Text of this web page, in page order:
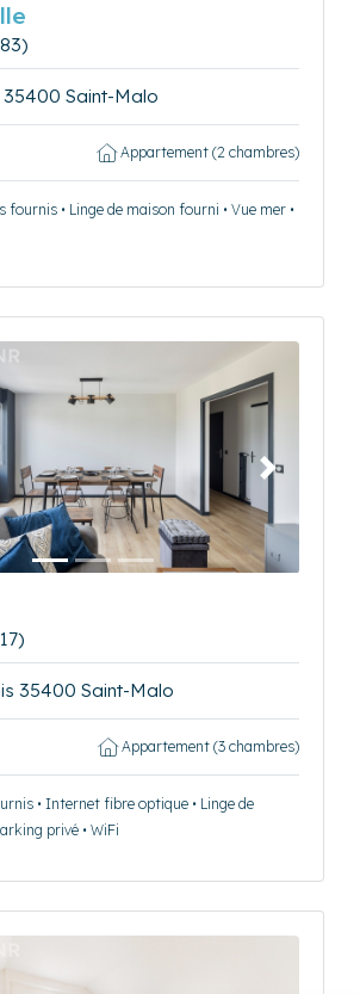
35400 Saint-Malo
Appartement (2 chambres)
fournis • Linge de maison fourni • Vue mer •
Suivant
35400 Saint-Malo
Appartement (3 chambres)
• Internet fibre optique • Linge de
privé • WiFi